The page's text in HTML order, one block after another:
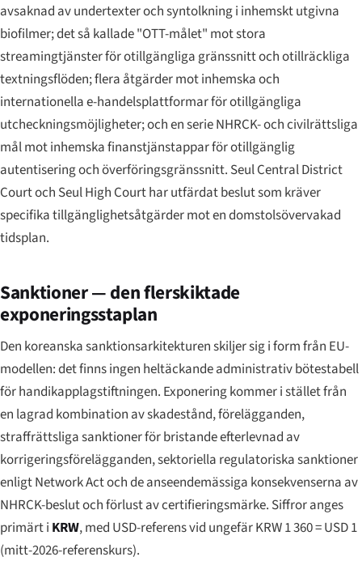
avsaknad av undertexter och syntolkning i inhemskt utgivna
biofilmer; det så kallade "OTT-målet" mot stora
streamingtjänster för otillgängliga gränssnitt och otillräckliga
textningsflöden; flera åtgärder mot inhemska och
internationella e-handelsplattformar för otillgängliga
utcheckningsmöjligheter; och en serie NHRCK- och civilrättsliga
mål mot inhemska finanstjänstappar för otillgänglig
autentisering och överförings­gränssnitt. Seul Central District
Court och Seul High Court har utfärdat beslut som kräver
specifika tillgänglighetsåtgärder mot en domstolsövervakad
tidsplan.
Sanktioner — den flerskiktade
exponeringsstaplan
Den koreanska sanktionsarkitekturen skiljer sig i form från EU-
modellen: det finns ingen heltäckande administrativ bötestabell
för handikapplagstiftningen. Exponering kommer i stället från
en lagrad kombination av skadestånd, förelägganden,
straffrättsliga sanktioner för bristande efterlevnad av
korrigeringsförelägganden, sektoriella regulatoriska sanktioner
enligt Network Act och de anseendemässiga konsekvenserna av
NHRCK-beslut och förlust av certifieringsmärke. Siffror anges
primärt i KRW, med USD-referens vid ungefär KRW 1 360 = USD 1
(mitt-2026-referenskurs).